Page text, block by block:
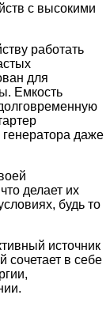
с высокими
работать
для
Емкость
генератора даже
делает их
будь то
источник
сочетает в себе